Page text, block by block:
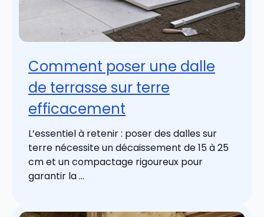
Comment poser une dalle
de terrasse sur terre
efficacement
L’essentiel à retenir : poser des dalles sur
terre nécessite un décaissement de 15 à 25
cm et un compactage rigoureux pour
garantir la ...